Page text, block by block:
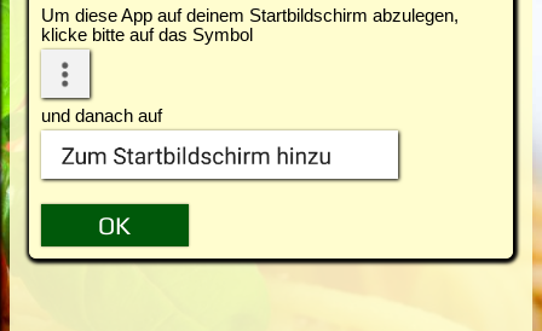
Um diese App auf deinem Startbildschirm abzulegen,
klicke bitte auf das Symbol
und danach auf